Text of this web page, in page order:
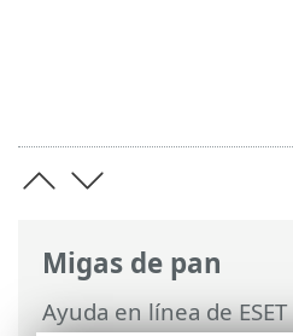
Migas de pan
Ayuda en línea de ESET